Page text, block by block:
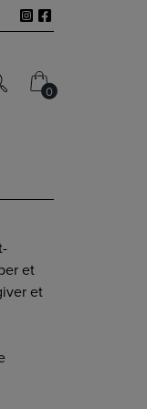
0
0
et
et